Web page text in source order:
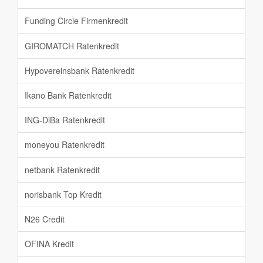
Funding Circle Firmenkredit
GIROMATCH Ratenkredit
Hypovereinsbank Ratenkredit
Ikano Bank Ratenkredit
ING-DiBa Ratenkredit
moneyou Ratenkredit
netbank Ratenkredit
norisbank Top Kredit
N26 Credit
OFINA Kredit